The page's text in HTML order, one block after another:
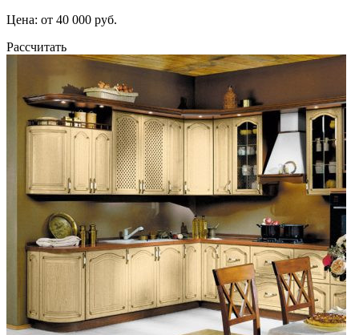
Цена: от 40 000 руб.
Рассчитать